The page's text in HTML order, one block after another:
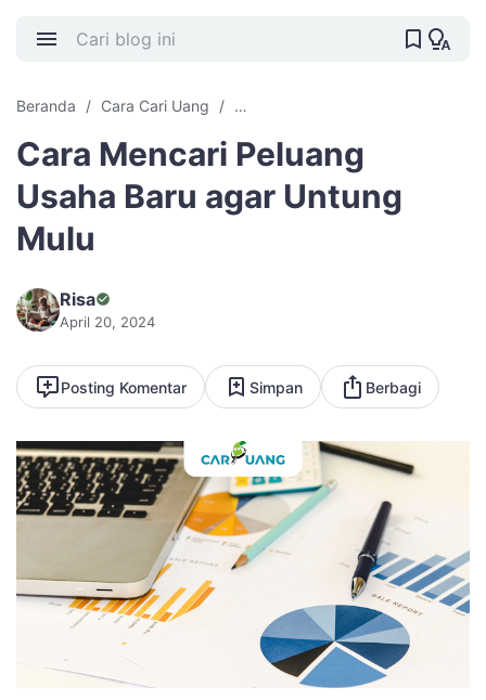
Beranda Cara Cari Uang Cara Mencari Peluang Usaha
Cara Mencari Peluang
Usaha Baru agar Untung
Mulu
Risa
April 20, 2024
Posting Komentar Simpan Berbagi